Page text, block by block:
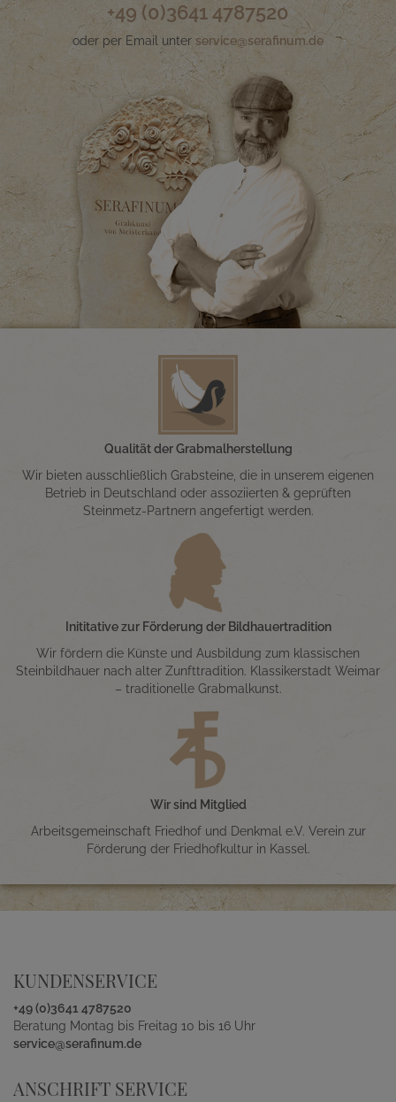
+49 (0)3641 4787520
oder per Email unter service@serafinum.de
Qualität der Grabmalherstellung
Wir bieten ausschließlich Grabsteine, die in unserem eigenen
Betrieb in Deutschland oder assoziierten & geprüften
Steinmetz-Partnern angefertigt werden.
Inititative zur Förderung der Bildhauertradition
Wir fördern die Künste und Ausbildung zum klassischen
Steinbildhauer nach alter Zunfttradition. Klassikerstadt Weimar
– traditionelle Grabmalkunst.
Wir sind Mitglied
Arbeitsgemeinschaft Friedhof und Denkmal e.V. Verein zur
Förderung der Friedhofkultur in Kassel.
KUNDENSERVICE
+49 (0)3641 4787520
Beratung Montag bis Freitag 10 bis 16 Uhr
service@serafinum.de
ANSCHRIFT SERVICE